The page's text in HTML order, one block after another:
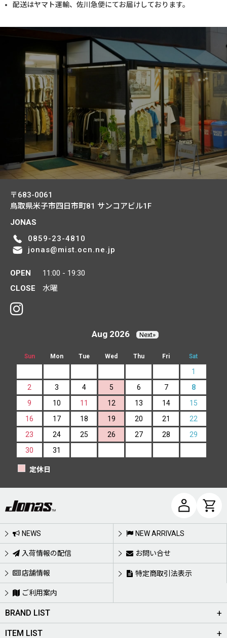
配送はヤマト運輸、佐川急便にてお届けしております。
〒683-0061
鳥取県米子市四日市町81 サンコアビル1F
JONAS
0859-23-4810
jonas@mist.ocn.ne.jp
OPEN
11:00 - 19:30
CLOSE
水曜
Aug 2026 Next»
Sun Mon Tue Wed Thu Fri Sat
1
2
3 4 5 6 7
8
9
10 11 12 13 14
15
16
17 18 19 20 21
22
23
24 25 26 27 28
29
30
31
定休日
NEWS NEW ARRIVALS
入荷情報の配信 お問い合せ
店舗情報 特定商取引法表示
ご利用案内
BRAND LIST
ITEM LIST